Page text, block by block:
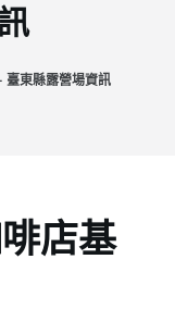
臺東縣露營場資訊
店基